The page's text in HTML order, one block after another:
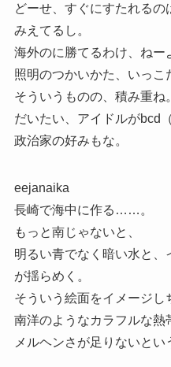
どーせ、すぐにすたれる
みえてるし。
海外のに勝てるわけ、ねー
照明のつかいかた、いっこ
そういうものの、積み重ね。
だいたい、アイドルがbcd
政治家の好みもな。
eejanaika
長崎で海中に作る……。
もっと南じゃないと、
明るい青でなく暗い水と、
が揺らめく。
そういう絵面をイメージし
南洋のようなカラフルな熱
メルヘンさが足りないとい